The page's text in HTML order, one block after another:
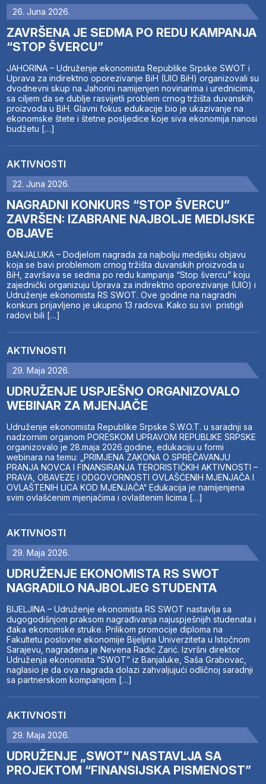
26. Juna 2026.
ZAVRŠENA JE SEDMA PO REDU KAMPANJA
“STOP ŠVERCU”
JAHORINA – Udruženje ekonomista Republike Srpske SWOT i
Uprava za indirektno oporezivanje BiH (UIO BiH) organizovali su
dvodnevni skup na Jahorini namijenjen novinarima i urednicima,
sa ciljem da se dublje rasvijetli problem crnog tržišta duvanskih
proizvoda u BiH. Glavni fokus edukacije bio je ukazivanje na
ekonomske štete i štetne posljedice koje siva ekonomija nanosi
budžetu […]
AKTIVNOSTI
22. Juna 2026.
NAGRADNI KONKURS “STOP ŠVERCU”
ZAVRŠEN: IZABRANE NAJBOLJE MEDIJSKE
OBJAVE
BANJALUKA – Dodjelom nagrada za najbolju medijsku objavu
koja se bavi problemom crnog tržišta duvanskih proizvoda u
BiH, završava se sedma po redu kampanja “Stop švercu” koju
zajednički organizuju Uprava za indirektno oporezivanje (UIO) i
Udruženje ekonomista RS SWOT. Ove godine na nagradni
konkurs prijavljeno je ukupno 13 radova. Kako su svi pristigli
radovi bili […]
AKTIVNOSTI
29. Maja 2026.
UDRUŽENJE USPJEŠNO ORGANIZOVALO
WEBINAR ZA MJENJAČE
Udruženje ekonomista Republike Srpske S.W.O.T. u saradnji sa
nadzornim organom PORESKOM UPRAVOM REPUBLIKE SRPSKE
organizovalo je 28.maja 2026.godine, edukaciju u formi
webinara na temu: „PRIMJENA ZAKONA O SPREČAVANJU
PRANJA NOVCA I FINANSIRANJA TERORISTIČKIH AKTIVNOSTI –
PRAVA, OBAVEZE I ODGOVORNOSTI OVLAŠĆENIH MJENJAČA I
OVLAŠTENIH LICA KOD MJENJAČA“ Edukacija je namijenjena
svim ovlašćenim mjenjačima i ovlaštenim licima […]
AKTIVNOSTI
29. Maja 2026.
UDRUŽENJE EKONOMISTA RS SWOT
NAGRADILO NAJBOLJEG STUDENTA
BIJELJINA – Udruženje ekonomista RS SWOT nastavlja sa
dugogodišnjom praksom nagrađivanja najuspješnijih studenata i
đaka ekonomske struke. Prilikom promocije diploma na
Fakultetu poslovne ekonomije Bijeljina Univerziteta u Istočnom
Sarajevu, nagrađena je Nevena Radić Zarić. Izvršni direktor
Udruženja ekonomista “SWOT” iz Banjaluke, Saša Grabovac,
naglasio je da ova nagrada dolazi zahvaljujući odličnoj saradnji
sa partnerskom kompanijom […]
AKTIVNOSTI
29. Maja 2026.
UDRUŽENJE „SWOT“ NASTAVLJA SA
PROJEKTOM “FINANSIJSKA PISMENOST”